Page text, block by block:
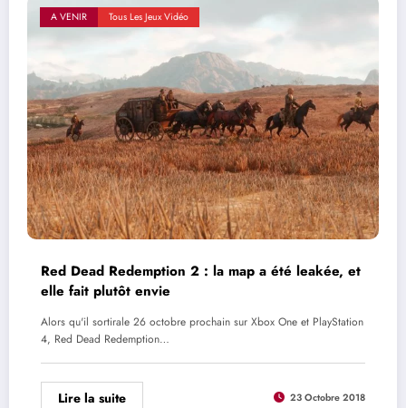
A VENIR Tous Les Jeux Vidéo
Red Dead Redemption 2 : la map a été leakée, et
elle fait plutôt envie
Alors qu'il sortirale 26 octobre prochain sur Xbox One et PlayStation
4, Red Dead Redemption…
Lire la suite 23 Octobre 2018